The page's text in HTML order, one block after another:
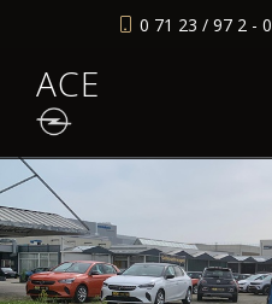
0 71 23 / 97 2 - 0
ACE